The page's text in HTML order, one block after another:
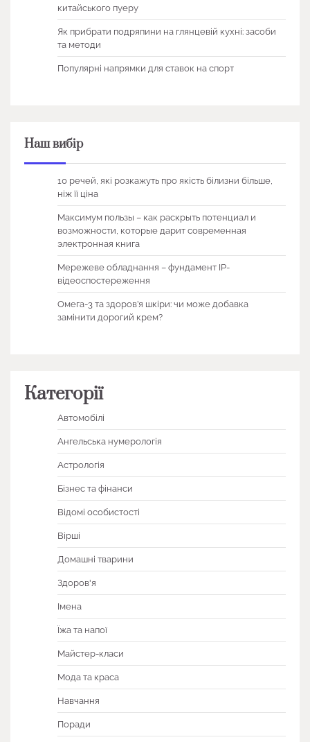
китайського пуеру
Як прибрати подряпини на глянцевій кухні: засоби
та методи
Популярні напрямки для ставок на спорт
Наш вибір
10 речей, які розкажуть про якість білизни більше,
ніж її ціна
Максимум пользы – как раскрыть потенциал и
возможности, которые дарит современная
электронная книга
Мережеве обладнання – фундамент IP-
відеоспостереження
Омега-3 та здоров’я шкіри: чи може добавка
замінити дорогий крем?
Категорії
Автомобілі
Ангельська нумерологія
Астрологія
Бізнес та фінанси
Відомі особистості
Вірші
Домашні тварини
Здоров'я
Імена
Їжа та напої
Майстер-класи
Мода та краса
Навчання
Поради